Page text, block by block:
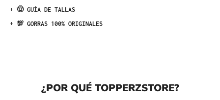
+ 🤠 GUÍA DE TALLAS
+ 💯 GORRAS 100% ORIGINALES
¿POR QUÉ TOPPERZSTORE?